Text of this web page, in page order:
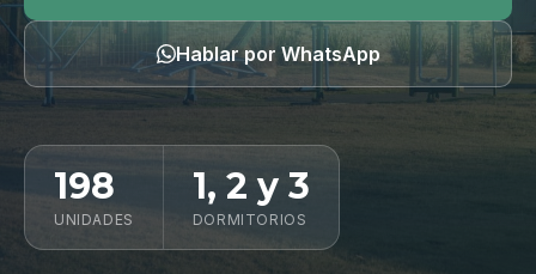
Hablar por WhatsApp
198
UNIDADES
1, 2 y 3
DORMITORIOS